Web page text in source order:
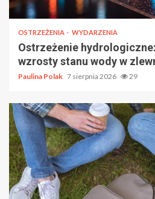
OSTRZEŻENIA WYDARZENIA
Ostrzeżenie
wzrosty stanu wody w
Paulina Polak 7 sierpnia 2026 29